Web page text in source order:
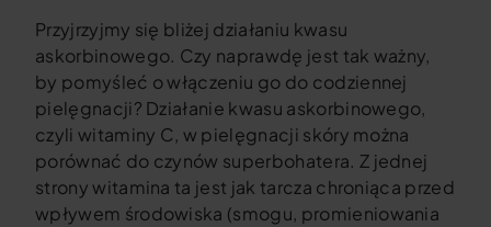
Przyjrzyjmy się bliżej działaniu kwasu
askorbinowego. Czy naprawdę jest tak ważny,
by pomyśleć o włączeniu go do codziennej
pielęgnacji? Działanie kwasu askorbinowego,
czyli witaminy C, w pielęgnacji skóry można
porównać do czynów superbohatera. Z jednej
strony witamina ta jest jak tarcza chroniąca przed
wpływem środowiska (smogu, promieniowania